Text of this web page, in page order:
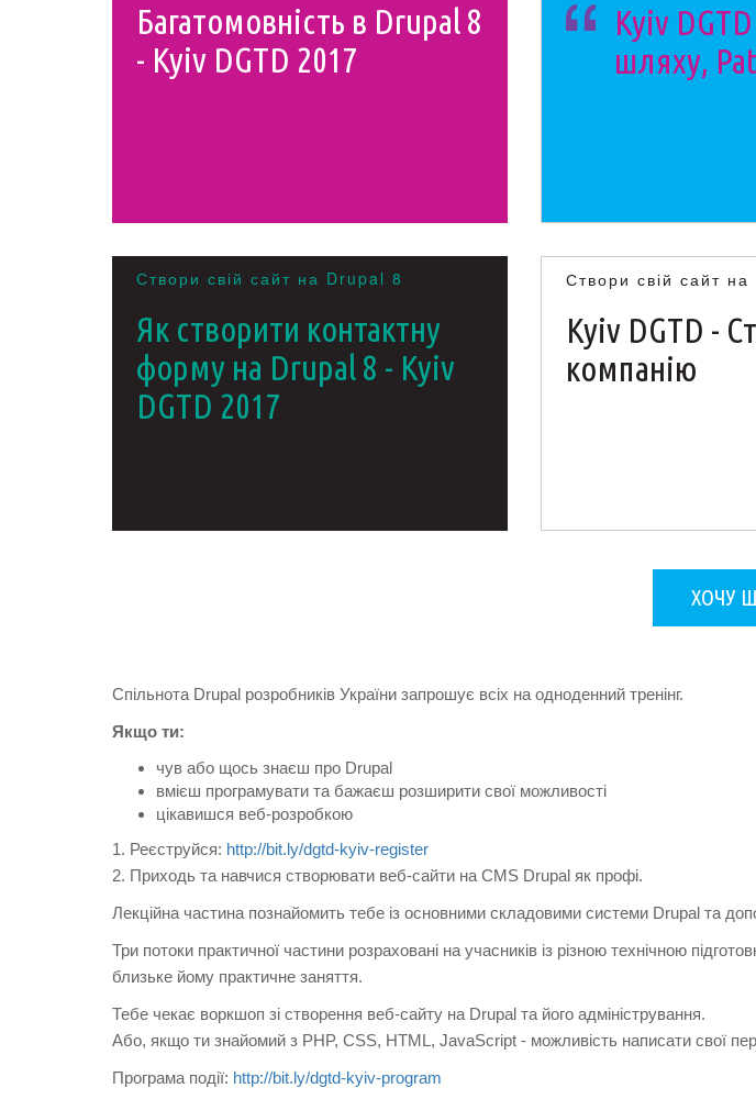
Багатомовність в Drupal 8
- Kyiv DGTD 2017
Kyiv
шляху,
Створи свій сайт на Drupal 8
Як створити контактну
форму на Drupal 8 - Kyiv
DGTD 2017
Створи свій сайт
Kyiv DGTD -
компанію
ХОЧУ
Спільнота Drupal розробників України запрошує всіх на одноденний тренінг.
Якщо ти:
чув або щось знаєш про Drupal
вмієш програмувати та бажаєш розширити свої можливості
цікавишся веб-розробкою
1. Реєструйся: http://bit.ly/dgtd-kyiv-register
2. Приходь та навчися створювати веб-сайти на CMS Drupal як профі.
Лекційна частина познайомить тебе із основними складовими системи Drupal та
Три потоки практичної частини розраховані на учасників із різною технічною
близьке йому практичне заняття.
Тебе чекає воркшоп зі створення веб-сайту на Drupal та його адміністрування.
Або, якщо ти знайомий з PHP, CSS, HTML, JavaScript - можливість написати свої
Програма події: http://bit.ly/dgtd-kyiv-program